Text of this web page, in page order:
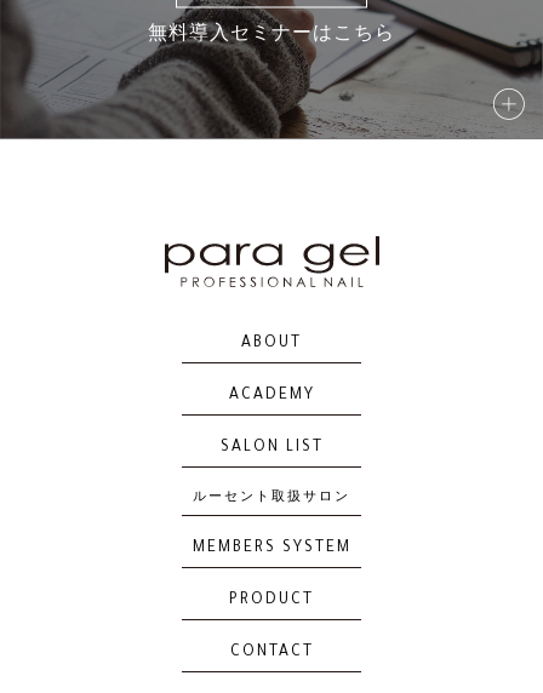
AM26 AM27 AM28
AM30 AM31
AMD34 AMD35
AM38 AM39
無料導入セミナーはこちら
ABOUT
ACADEMY
SALON LIST
ルーセント取扱サロン
MEMBERS SYSTEM
PRODUCT
CONTACT